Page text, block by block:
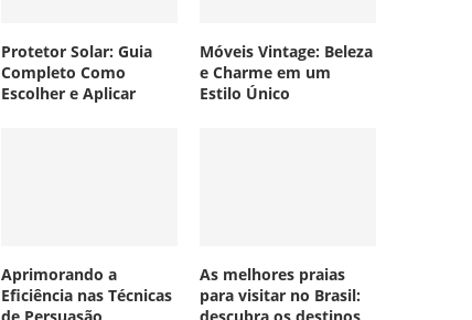
Protetor Solar: Guia
Completo Como
Escolher e Aplicar
Móveis Vintage: Beleza
e Charme em um
Estilo Único
Aprimorando a
Eficiência nas Técnicas
As melhores praias
para visitar no Brasil: